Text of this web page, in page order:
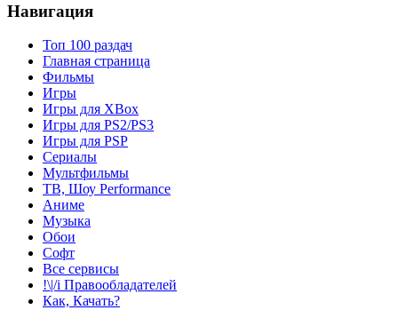
Навигация
Топ 100 раздач
Главная страница
Фильмы
Игры
Игры для XBox
Игры для PS2/PS3
Игры для PSP
Сериалы
Мультфильмы
ТВ, Шоу Performance
Аниме
Музыка
Обои
Софт
Все сервисы
!\|/i Правообладателей
Как, Качать?